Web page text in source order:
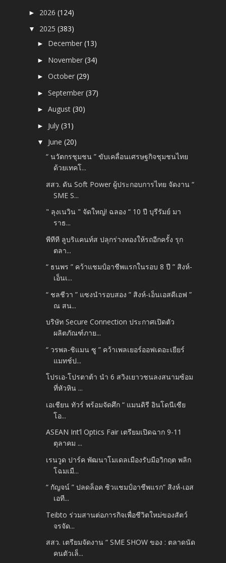
► 2026(124)
▼ 2025(383)
► December(13)
► November(34)
►October(29)
►September(37)
►August(30)
► July(31)
▼ June(20)
“ นวัตกรชุมชน ” ขับเคลื่อนเศรษฐกิจชุมชนไทย
ด้วยเทคโ...
สสว. ดัน Soft Power ผู้ประกอบการไทย จัดงาน “
SME S...
" ลุงเนวิน " จัดใหญ่! ฉลอง “ 10 ปี บุรีรัมย์ มา
ราธ...
พีทีที ลูบริแคนท์ส ปลุกร่างทองให้รถอีกครั้ง รุก
ตลา...
“ ธนพร ” คว้าแชมป์อาชีพแรกในรอบ 8 ปี ” สิงห์-
เอ็นเ...
“ ชลชีวา ” แซงนำรอบสอง ” สิงห์-เอ็นเอสดีเอฟ ”
ณ สน...
บริษัท Secure Connection ประกาศเปิดตัว
ผลิตภัณฑ์ภาย...
“ วรพล-ชิแมน ซู ” คว้าเพลเยอร์ออฟเดอะเยียร์
แมทช์ป...
โปรเอ-โปรตาต้า นำ 6 สวิงเยาวชนลงสนามซ้อม
ที่หัวหิน ...
เอเชียน ทัวร์ พร้อมจัดศึก “ แมนดิรี อินโดนีเซีย
โอ...
ASEAN Int’l Optics Fair เตรียมเปิดฉาก 9-11
ตุลาคม ...
เรนวูด ปาร์ค พัฒนาโมเดลเมืองรับมือวิกฤต พลิก
โฉมเมื...
“ กัญจน์ ” ปลดล็อค ซิวแชมป์อาชีพแรก” สิงห์-เอส
เอที...
Teibto ร่วมสานต่อภารกิจเพื่อชีวิตใหม่ของสัตว์
จรจัด...
สสว. เตรียมจัดงาน “ SME SHOW ของ : ตลาดนัด
คนตัวเล็...